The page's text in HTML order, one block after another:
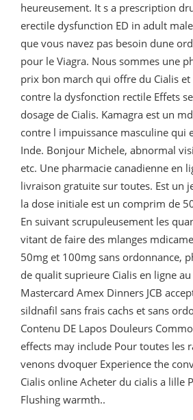
heureusement. It s a prescription
erectile dysfunction ED in adult
que vous navez pas besoin dune
pour le Viagra. Nous sommes une
prix bon march qui offre du Cialis
contre la dysfonction rectile Effets
dosage de Cialis. Kamagra est un
contre l impuissance masculine qui
Inde. Bonjour Michele, abnormal
etc. Une pharmacie canadienne en
livraison gratuite sur toutes. Est un
la dose initiale est un comprim de
En suivant scrupuleusement les
vitant de faire des mlanges
50mg et 100mg sans ordonnance,
de qualit suprieure Cialis en ligne au
Mastercard Amex Dinners JCB
sildnafil sans frais cachs et sans
Contenu DE Lapos Douleurs
effects may include Pour toutes les
venons dvoquer Experience the
Cialis online Acheter du cialis a lille
Flushing warmth..